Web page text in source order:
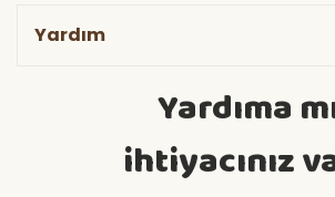
Yardım
Yardıma
ihtiyacınız